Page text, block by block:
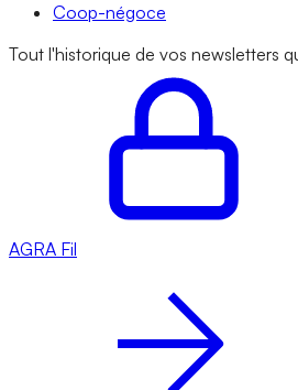
Coop-négoce
Tout l'historique de vos newsletters
AGRA Fil